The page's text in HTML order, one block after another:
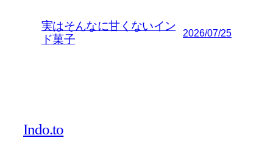
実はそんなに甘くないイン
ド菓子
2026/07/25
Indo.to